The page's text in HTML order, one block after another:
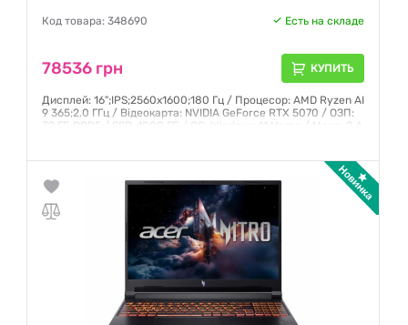
Код товара: 348690 Есть на складе
78536 грн КУПИТЬ
Дисплей: 16";IPS;2560x1600;180 Гц / Процесор: AMD Ryzen AI
9 365;2,0 ГГц / Відеокарта: NVIDIA GeForce RTX 5070 / ОЗП:
32 ГБ;DDR5 / SSD: 1000 ГБ / ОС: Windows 11 Home / Маса: 2,4
Гарантия:12 месяцев